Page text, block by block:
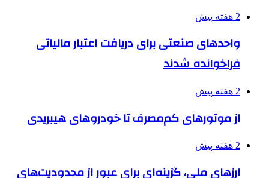
2 هفته پیش
واحدهای صنعتی برای دریافت اعتبار مالیاتی
فراخوانده شدند
2 هفته پیش
از موتورهای کم‌مصرف تا خودروهای هیبریدی
2 هفته پیش
ارزهای ملی، گزینه‌ای برای عبور از محدودیت‌های